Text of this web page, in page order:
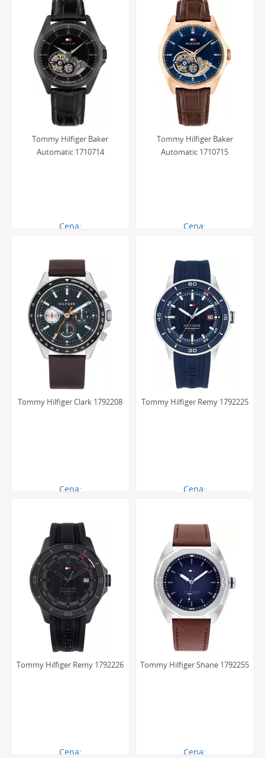
Męskie zegarki Tommy Hilfiger na pasku posiadają
zazwyczaj klasę wodoszczelności na poziomie 3 ATM (30
metrów) lub 5 ATM (50 metrów). Oznacza to, że
mechanizm zegarka jest odporny na przypadkowe
zachlapania, takie jak deszcz czy mycie rąk. Należy jednak
pamiętać, że taka klasa wodoszczelności pozwala na
ograniczony kontakt z wodą i zegarek należy zdejmować
przed kąpielą lub pływaniem.
Tommy Hilfiger Baker
Automatic 1710714
Cena:
Tommy Hilfiger Baker
Automatic 1710715
Cena:
Tommy Hilfiger Clark 1792208
Cena:
Tommy Hilfiger Remy 1792225
Cena:
Tommy Hilfiger Remy 1792226
Cena:
Tommy Hilfiger Shane 1792255
Cena: